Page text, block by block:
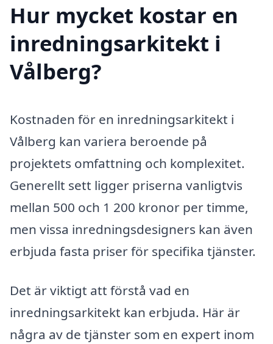
Hur mycket kostar en
inredningsarkitekt i
Vålberg?
Kostnaden för en inredningsarkitekt i
Vålberg kan variera beroende på
projektets omfattning och komplexitet.
Generellt sett ligger priserna vanligtvis
mellan 500 och 1 200 kronor per timme,
men vissa inredningsdesigners kan även
erbjuda fasta priser för specifika tjänster.
Det är viktigt att förstå vad en
inredningsarkitekt kan erbjuda. Här är
några av de tjänster som en expert inom